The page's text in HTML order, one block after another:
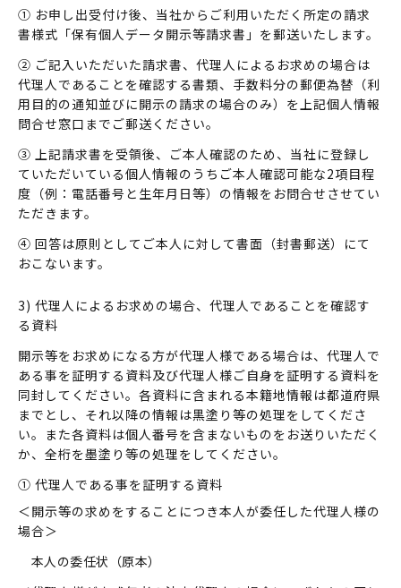
① お申し出受付け後、当社からご利用いただく所定の請求
書様式「保有個人データ開示等請求書」を郵送いたします。
② ご記入いただいた請求書、代理人によるお求めの場合は
代理人であることを確認する書類、手数料分の郵便為替（利
用目的の通知並びに開示の請求の場合のみ）を上記個人情報
問合せ窓口までご郵送ください。
③ 上記請求書を受領後、ご本人確認のため、当社に登録し
ていただいている個人情報のうちご本人確認可能な2項目程
度（例：電話番号と生年月日等）の情報をお問合せさせてい
ただきます。
④ 回答は原則としてご本人に対して書面（封書郵送）にて
おこないます。
3) 代理人によるお求めの場合、代理人であることを確認す
る資料
開示等をお求めになる方が代理人様である場合は、代理人で
ある事を証明する資料及び代理人様ご自身を証明する資料を
同封してください。各資料に含まれる本籍地情報は都道府県
までとし、それ以降の情報は黒塗り等の処理をしてくださ
い。また各資料は個人番号を含まないものをお送りいただく
か、全桁を墨塗り等の処理をしてください。
① 代理人である事を証明する資料
＜開示等の求めをすることにつき本人が委任した代理人様の
場合＞
本人の委任状（原本）